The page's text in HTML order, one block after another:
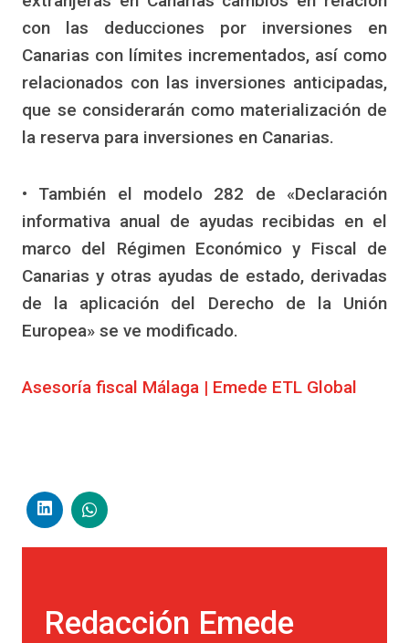
con las deducciones por inversiones en
Canarias con límites incrementados, así como
relacionados con las inversiones anticipadas,
que se considerarán como materialización de
la reserva para inversiones en Canarias.
• También el modelo 282 de «Declaración
informativa anual de ayudas recibidas en el
marco del Régimen Económico y Fiscal de
Canarias y otras ayudas de estado, derivadas
de la aplicación del Derecho de la Unión
Europea» se ve modificado.
Asesoría fiscal Málaga | Emede ETL Global
Redacción Emede